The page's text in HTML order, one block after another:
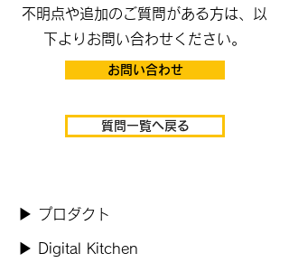
​不明点や追加のご質問がある方は、以
下よりお問い合わせください。
お問い合わせ
質問一覧へ戻る
​▶ プロダクト
​▶ Digital Kitchen